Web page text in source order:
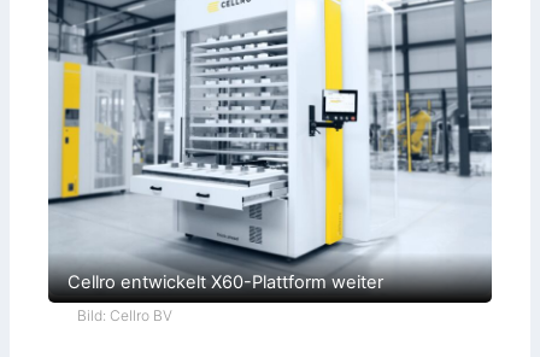
Cellro entwickelt X60-Plattform weiter
Bild: Cellro BV